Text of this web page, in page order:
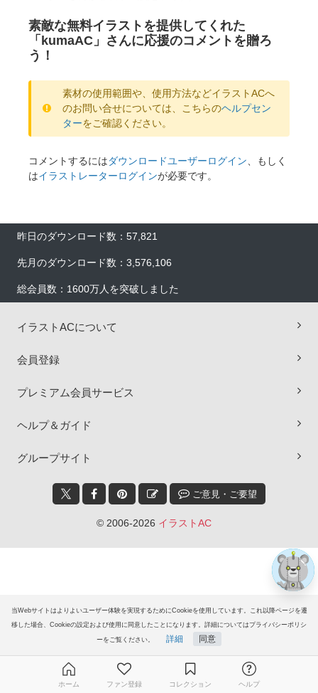
当Webサイトはよりよいユーザー体験を実現するためにCookieを使用しています。これ以降ページを遷
移した場合、Cookieの設定および使用に同意したことになります。詳細についてはプライバシーポリシ
ーをご覧ください。 詳細 同意
素敵な無料イラストを提供してくれた
「kumaAC」さんに応援のコメントを贈ろ
う！
素材の使用範囲や、使用方法などイラストACへ
のお問い合せについては、こちらのヘルプセン
ターをご確認ください。
コメントするにはダウンロードユーザーログイン 、もしく
はイラストレーターログインが必要です。
昨日のダウンロード数：57,821
先月のダウンロード数：3,576,106
総会員数：1600万人を突破しました
イラストACについて
会員登録
プレミアム会員サービス
ヘルプ＆ガイド
グループサイト
ご意見・ご要望
© 2006-2026 イラストAC
ホーム ファン登録 コレクション ヘルプ